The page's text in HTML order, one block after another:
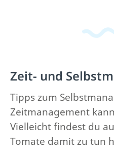
Zeit- und
Tipps zum
Zeitmanagement
Vielleicht findest du
Tomate damit zu tun